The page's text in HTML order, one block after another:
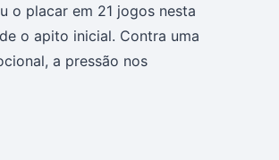
o placar em 21 jogos nesta
o apito inicial. Contra uma
a pressão nos